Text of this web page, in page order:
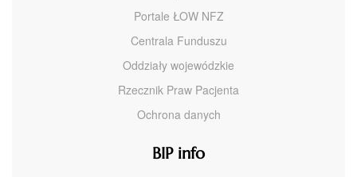
Portale ŁOW NFZ
Centrala Funduszu
Oddziały wojewódzkie
Rzecznik Praw Pacjenta
Ochrona danych
BIP info